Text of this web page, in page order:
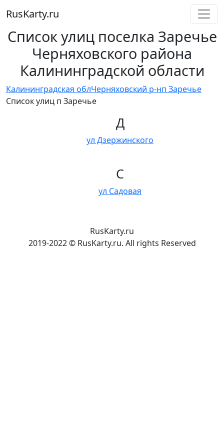
RusKarty.ru
Список улиц поселка Заречье
Черняховского района
Калининградской области
Калининградская облЧерняховский р-нп Заречье
Список улиц п Заречье
Д
ул Дзержинского
С
ул Садовая
RusKarty.ru
2019-2022 © RusKarty.ru. All rights Reserved